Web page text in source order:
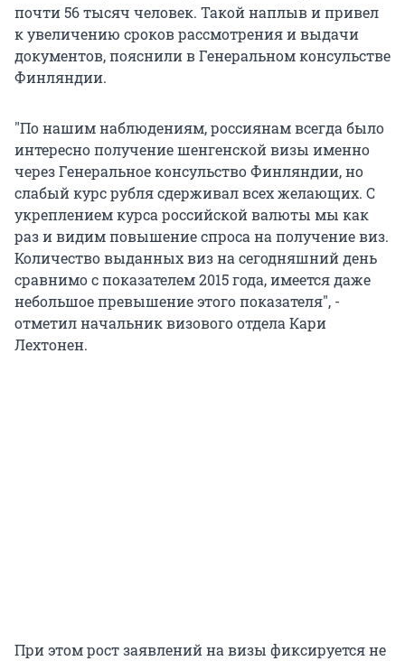
почти 56 тысяч человек. Такой наплыв и привел
к увеличению сроков рассмотрения и выдачи
документов, пояснили в Генеральном консульстве
Финляндии.
"По нашим наблюдениям, россиянам всегда было
интересно получение шенгенской визы именно
через Генеральное консульство Финляндии, но
слабый курс рубля сдерживал всех желающих. С
укреплением курса российской валюты мы как
раз и видим повышение спроса на получение виз.
Количество выданных виз на сегодняшний день
сравнимо с показателем 2015 года, имеется даже
небольшое превышение этого показателя", -
отметил начальник визового отдела Кари
Лехтонен.
При этом рост заявлений на визы фиксируется не